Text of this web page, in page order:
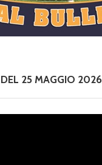
25 MAGGIO 2026